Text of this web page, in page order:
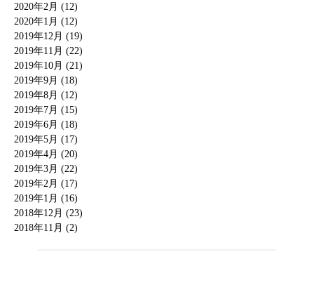
2020年2月 (12)
2020年1月 (12)
2019年12月 (19)
2019年11月 (22)
2019年10月 (21)
2019年9月 (18)
2019年8月 (12)
2019年7月 (15)
2019年6月 (18)
2019年5月 (17)
2019年4月 (20)
2019年3月 (22)
2019年2月 (17)
2019年1月 (16)
2018年12月 (23)
2018年11月 (2)